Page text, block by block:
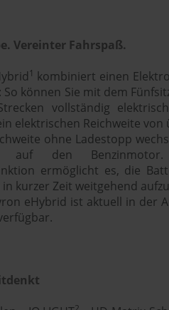
Vereinter Fahrspaß.
1 kombiniert einen
So können Sie mit dem
vollständig
elektrischen Reichweite von
ohne Ladestopp
auf den
ermöglicht es, die
kurzer Zeit weitgehend
eHybrid ist aktuell in der